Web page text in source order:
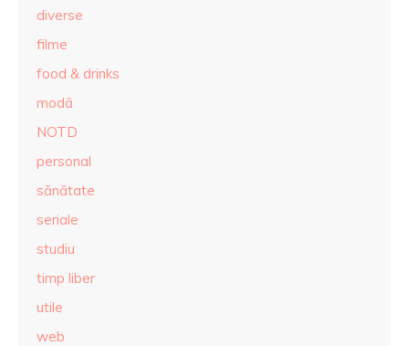
diverse
filme
food & drinks
modă
NOTD
personal
sănătate
seriale
studiu
timp liber
utile
web